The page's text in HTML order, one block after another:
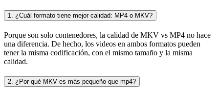
1. ¿Cuál formato tiene mejor calidad: MP4 o MKV?
Porque son solo contenedores, la calidad de MKV vs MP4 no hace
una diferencia. De hecho, los videos en ambos formatos pueden
tener la misma codificación, con el mismo tamaño y la misma
calidad.
2. ¿Por qué MKV es más pequeño que mp4?